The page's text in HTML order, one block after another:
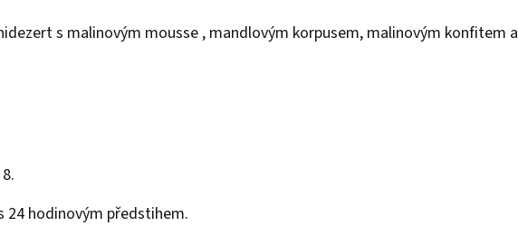
s malinovým mousse , mandlovým korpusem, malinovým konfitem a
24 hodinovým předstihem.